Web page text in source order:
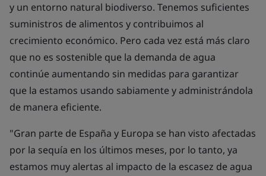
y un entorno natural biodiverso. Tenemos suficientes
suministros de alimentos y contribuimos al
crecimiento económico. Pero cada vez está más claro
que no es sostenible que la demanda de agua
continúe aumentando sin medidas para garantizar
que la estamos usando sabiamente y administrándola
de manera eficiente.
"Gran parte de España y Europa se han visto afectadas
por la sequía en los últimos meses, por lo tanto, ya
estamos muy alertas al impacto de la escasez de agua